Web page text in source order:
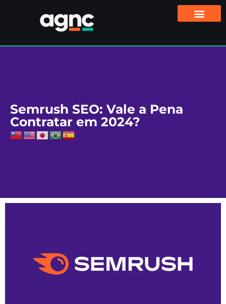
Semrush SEO: Vale a Pena
Contratar em 2024?